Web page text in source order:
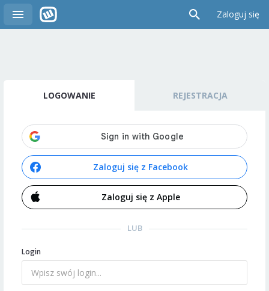
Zaloguj się
LOGOWANIE REJESTRACJA
Zaloguj się z Facebook
Zaloguj się z Apple
LUB
Login